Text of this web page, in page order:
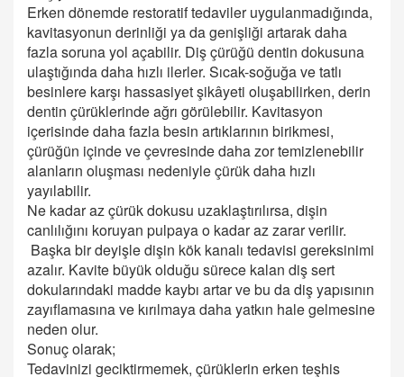
Erken dönemde restoratif tedaviler uygulanmadığında,
kavitasyonun derinliği ya da genişliği artarak daha
fazla soruna yol açabilir. Diş çürüğü dentin dokusuna
ulaştığında daha hızlı ilerler. Sıcak-soğuğa ve tatlı
besinlere karşı hassasiyet şikâyeti oluşabilirken, derin
dentin çürüklerinde ağrı görülebilir. Kavitasyon
içerisinde daha fazla besin artıklarının birikmesi,
çürüğün içinde ve çevresinde daha zor temizlenebilir
alanların oluşması nedeniyle çürük daha hızlı
yayılabilir.
Ne kadar az çürük dokusu uzaklaştırılırsa, dişin
canlılığını koruyan pulpaya o kadar az zarar verilir.
Başka bir deyişle dişin kök kanalı tedavisi gereksinimi
azalır. Kavite büyük olduğu sürece kalan diş sert
dokularındaki madde kaybı artar ve bu da diş yapısının
zayıflamasına ve kırılmaya daha yatkın hale gelmesine
neden olur.
Sonuç olarak;
Tedavinizi geciktirmemek, çürüklerin erken teşhis